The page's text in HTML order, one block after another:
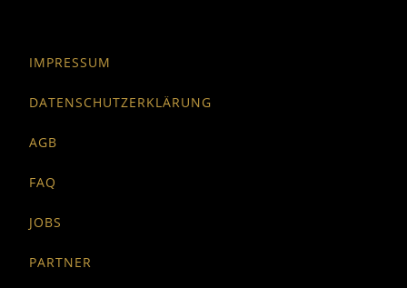
IMPRESSUM
DATENSCHUTZERKLÄRUNG
AGB
FAQ
JOBS
PARTNER